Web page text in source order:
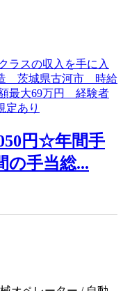
円☆年間手
の手当総...